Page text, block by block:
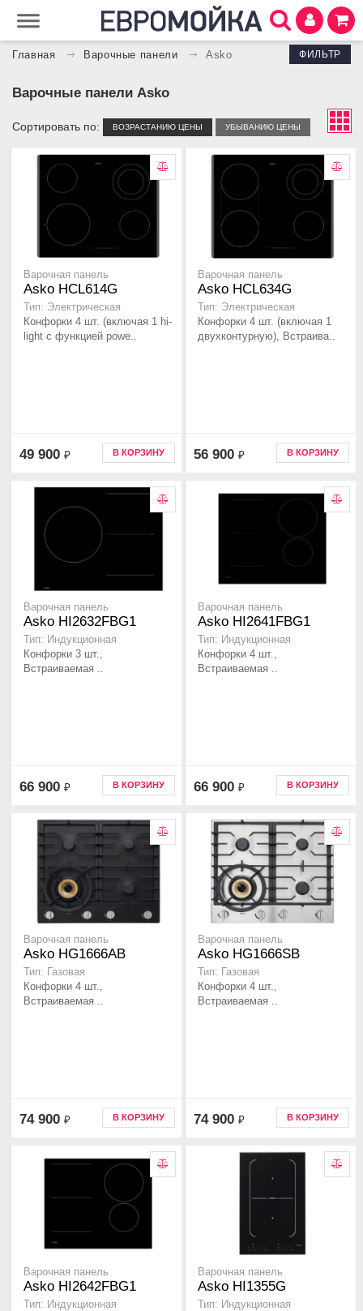
Главная Варочные панели Asko ФИЛЬТР
Варочные панели Asko
Сортировать по: ВОЗРАСТАНИЮ ЦЕНЫ УБЫВАНИЮ ЦЕНЫ
Варочная панель
Asko HCL614G
Тип: Электрическая
Конфорки 4 шт. (включая 1 hi-
light с функцией powe..
49 900 ₽ В КОРЗИНУ
Варочная панель
Asko HCL634G
Тип: Электрическая
Конфорки 4 шт. (включая 1
двухконтурную), Встраива..
56 900 ₽ В КОРЗИНУ
Варочная панель
Asko HI2632FBG1
Тип: Индукционная
Конфорки 3 шт.,
Встраиваемая ..
66 900 ₽ В КОРЗИНУ
Варочная панель
Asko HI2641FBG1
Тип: Индукционная
Конфорки 4 шт.,
Встраиваемая ..
66 900 ₽ В КОРЗИНУ
Варочная панель
Asko HG1666AB
Тип: Газовая
Конфорки 4 шт.,
Встраиваемая ..
74 900 ₽ В КОРЗИНУ
Варочная панель
Asko HG1666SB
Тип: Газовая
Конфорки 4 шт.,
Встраиваемая ..
74 900 ₽ В КОРЗИНУ
Варочная панель
Asko HI2642FBG1
Тип: Индукционная
Варочная панель
Asko HI1355G
Тип: Индукционная